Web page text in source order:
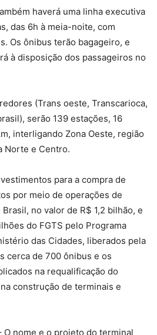
haverá uma linha executiva
das 6h à meia-noite, com
Os ônibus terão bagageiro, e
à disposição dos passageiros no
(Trans oeste, Transcarioca,
serão 139 estações, 16
interligando Zona Oeste, região
Norte e Centro.
para a compra de
por meio de operações de
no valor de R$ 1,2 bilhão, e
do FGTS pelo Programa
das Cidades, liberados pela
cerca de 700 ônibus e os
na requalificação do
construção de terminais e
O nome e o projeto do terminal